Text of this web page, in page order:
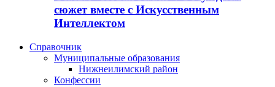
сюжет вместе с Искусственным
Интеллектом
Справочник
Муниципальные образования
Нижнеилимский район
Конфессии